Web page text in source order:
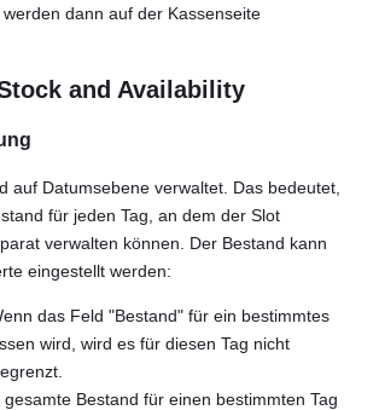
dann auf der Kassenseite
and Availability
auf Datumsebene verwaltet. Das bedeutet,
für jeden Tag, an dem der Slot
verwalten können. Der Bestand kann
eingestellt werden:
das Feld "Bestand" für ein bestimmtes
wird, wird es für diesen Tag nicht
Bestand für einen bestimmten Tag